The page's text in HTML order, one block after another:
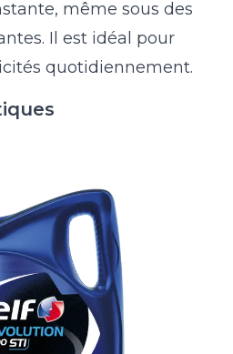
même sous des
Il est idéal pour
quotidiennement.